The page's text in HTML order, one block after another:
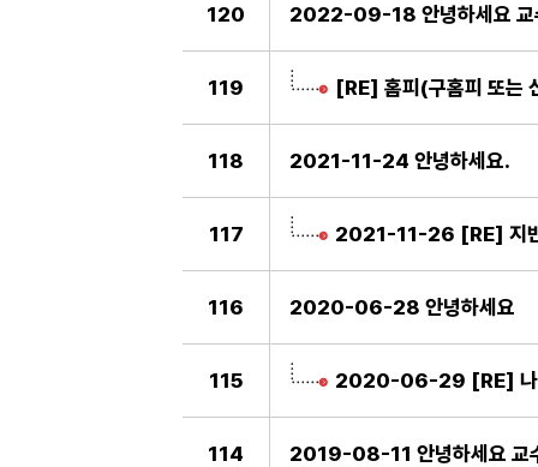
120 2022-09-18 안녕하세요 교
119 [RE] 홈피(구홈피 또는
118 2021-11-24 안녕하세요.
117 2021-11-26 [RE] 지반
116 2020-06-28 안녕하세요
115 2020-06-29 [RE] 나
114 2019-08-11 안녕하세요 교